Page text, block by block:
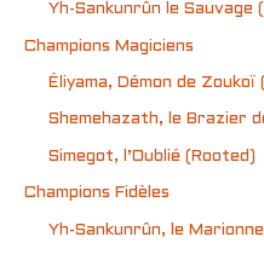
Yh-Sankunrûn le Sauvage
Champions Magiciens
Éliyama, Démon de Zoukoï
Shemehazath, le Brazier
Simegot, l’Oublié (Rooted)
Champions Fidèles
Yh-Sankunrûn, le